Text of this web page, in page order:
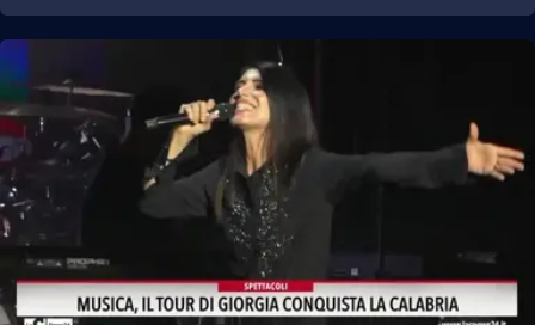
Destinazioni
Eventi
Food
Storie